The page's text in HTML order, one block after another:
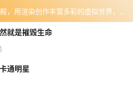
用3D建模构建自己的创意宫殿，用渲染创作丰富多彩的虚拟世界，优秀的3D作品欣赏，用数字信息弹奏的壮观视觉。
就是摧毁生命
通明星